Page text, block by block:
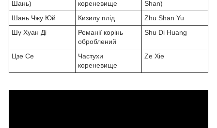
Шань)
кореневище
Shan)
Шань Чжу Юй
Кизилу плід
Zhu Shan Yu
Шу Хуан Ді
Реманії корінь
оброблений
Shu Di Huang
Цзе Се
Частухи
кореневище
Ze Xie